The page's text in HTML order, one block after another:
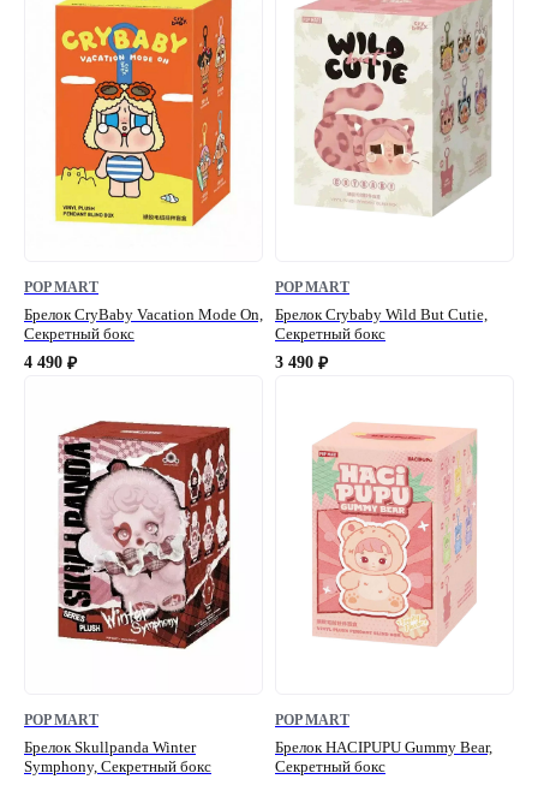
Брелок CryBaby Vacation Mode On,
Секретный бокс
4 490 ₽
POP MART
Брелок Crybaby Wild But Cutie,
Секретный бокс
3 490 ₽
POP MART
Брелок Skullpanda Winter
Symphony, Секретный бокс
POP MART
Брелок HACIPUPU Gummy Bear,
Секретный бокс
POP MART